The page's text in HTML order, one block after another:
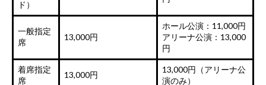
ド）
一般指定
席
13,000円
ホール公演：11,000円
アリーナ公演：13,000
円
着席指定
席
13,000円
13,000円（アリーナ公
演のみ）